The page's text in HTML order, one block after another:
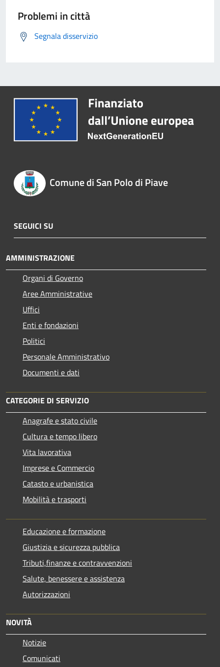
Problemi in città
Segnala disservizio
Comune di San Polo di Piave
SEGUICI SU
AMMINISTRAZIONE
Organi di Governo
Aree Amministrative
Uffici
Enti e fondazioni
Politici
Personale Amministrativo
Documenti e dati
CATEGORIE DI SERVIZIO
Anagrafe e stato civile
Cultura e tempo libero
Vita lavorativa
Imprese e Commercio
Catasto e urbanistica
Mobilità e trasporti
Educazione e formazione
Giustizia e sicurezza pubblica
Tributi,finanze e contravvenzioni
Salute, benessere e assistenza
Autorizzazioni
NOVITÀ
Notizie
Comunicati